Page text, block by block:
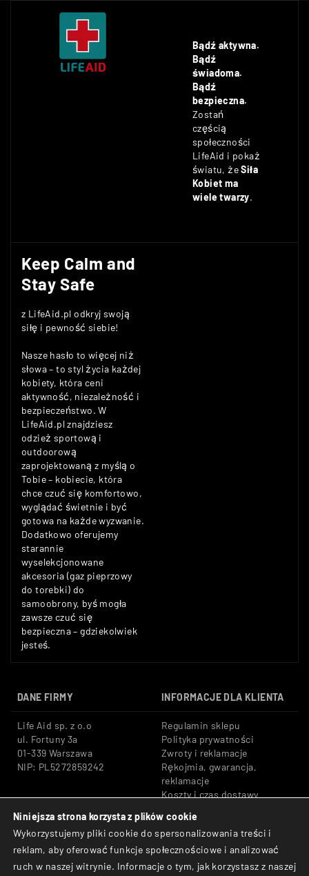
Bądź aktywna.
Bądź
świadoma.
Bądź
bezpieczna.
Zostań
częścią
społeczności
LifeAid i pokaż
światu, żeSiła
Kobiet ma
wiele twarzy.
Keep Calm and
Stay Safe
z LifeAid.pl odkryj swoją
siłę i pewność siebie!
Nasze hasło to więcej niż
słowa – to styl życia każdej
kobiety, która ceni
aktywność, niezależność i
bezpieczeństwo. W
LifeAid.pl znajdziesz
odzież sportową i
outdoorową
zaprojektowaną z myślą o
Tobie – kobiecie, która
chce czuć się komfortowo,
wyglądać świetnie i być
gotowa na każde wyzwanie.
Dodatkowo oferujemy
starannie
wyselekcjonowane
akcesoria (gaz pieprzowy
do torebki) do
samoobrony, byś mogła
zawsze czuć się
bezpieczna – gdziekolwiek
jesteś.
DANE FIRMY INFORMACJE DLA KLIENTA
Life Aid sp. z o.o
ul. Fortuny 3a
01-339 Warszawa
NIP: PL5272859242
Regulamin sklepu
Polityka prywatności
Zwroty i reklamacje
Rękojmia, gwarancja,
reklamacje
Koszty i czas dostawy
Tel: +48 533 666 776
E-mail: shop@lifeaid.pl
Bezpieczne płatności:
Przelewy24, BLIK, Karty
płatnicze
Niniejsza strona korzysta z plików cookie
Wykorzystujemy pliki cookie do spersonalizowania treści i
reklam, aby oferować funkcje społecznościowe i analizować
ruch w naszej witrynie. Informacje o tym, jak korzystasz z naszej